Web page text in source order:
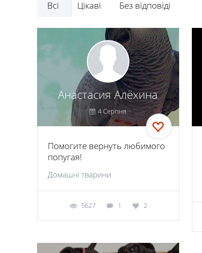
Всі Цікаві Без відповіді
Анастасия Алёхина
4 Серпня
Помогите вернуть любимого
попугая!
Домашні тварини
5627 1 2